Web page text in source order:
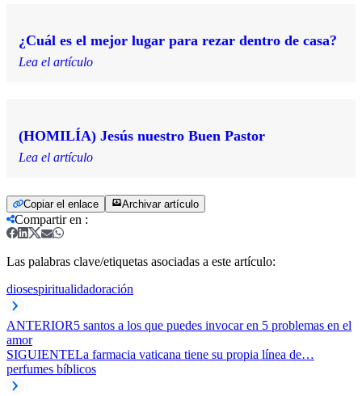
¿Cuál es el mejor lugar para rezar dentro de casa?
Lea el artículo
(HOMILÍA) Jesús nuestro Buen Pastor
Lea el artículo
Copiar el enlace Archivar artículo
Compartir en :
Las palabras clave/etiquetas asociadas a este artículo:
diosespiritualidadoración
ANTERIOR5 santos a los que puedes invocar en 5 problemas en el
amor
SIGUIENTELa farmacia vaticana tiene su propia línea de…
perfumes bíblicos